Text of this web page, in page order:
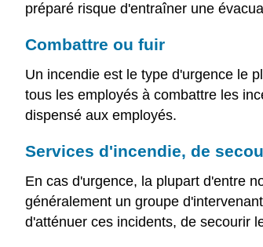
préparé risque d'entraîner une
Combattre ou fuir
Un incendie est le type d'urgence le
tous les employés à combattre les
dispensé aux employés.
Services d'incendie, de
En cas d'urgence, la plupart d'entre
généralement un groupe
d'atténuer ces incidents, de secourir